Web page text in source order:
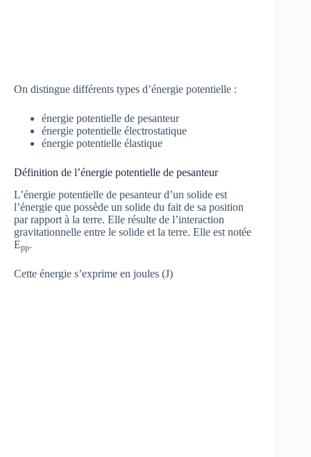
On distingue différents types d’énergie potentielle :
énergie potentielle de pesanteur
énergie potentielle électrostatique
énergie potentielle élastique
Définition de l’énergie potentielle de pesanteur
L’énergie potentielle de pesanteur d’un solide est
l’énergie que possède un solide du fait de sa position
par rapport à la terre. Elle résulte de l’interaction
gravitationnelle entre le solide et la terre. Elle est notée
Epp.
Cette énergie s’exprime en joules (J)